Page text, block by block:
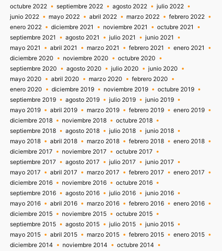
octubre 2022
septiembre 2022 agosto 2022
julio 2022
junio 2022
mayo 2022 abril 2022 marzo 2022
febrero 2022
enero 2022
diciembre 2021 noviembre 2021
octubre 2021
septiembre 2021
agosto 2021 julio 2021
junio 2021
mayo 2021
abril 2021 marzo 2021 febrero 2021
enero 2021
diciembre 2020
noviembre 2020
octubre 2020
septiembre 2020
agosto 2020 julio 2020
junio 2020
mayo 2020
abril 2020 marzo 2020
febrero 2020
enero 2020
diciembre 2019 noviembre 2019
octubre 2019
septiembre 2019
agosto 2019 julio 2019
junio 2019
mayo 2019
abril 2019 marzo 2019 febrero 2019
enero 2019
diciembre 2018
noviembre 2018
octubre 2018
septiembre 2018
agosto 2018 julio 2018
junio 2018
mayo 2018
abril 2018 marzo 2018 febrero 2018
enero 2018
diciembre 2017
noviembre 2017
octubre 2017
septiembre 2017
agosto 2017 julio 2017
junio 2017
mayo 2017
abril 2017 marzo 2017 febrero 2017
enero 2017
diciembre 2016
noviembre 2016
octubre 2016
septiembre 2016
agosto 2016 julio 2016
junio 2016
mayo 2016
abril 2016 marzo 2016 febrero 2016
enero 2016
diciembre 2015
noviembre 2015
octubre 2015
septiembre 2015
agosto 2015 julio 2015
junio 2015
mayo 2015
abril 2015 marzo 2015 febrero 2015
enero 2015
diciembre 2014
noviembre 2014 octubre 2014